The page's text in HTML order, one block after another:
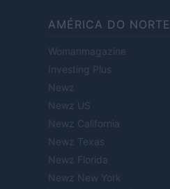
AMÉRICA DO NORTE
Womanmagazine
Investing Plus
Newz
Newz US
Newz California
Newz Texas
Newz Florida
Newz New York